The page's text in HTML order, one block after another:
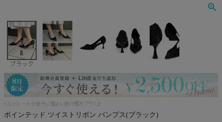
JENNNY
COMEX
Rechercher
Pleaser
ブラック
6.5cmヒール☆足元に程よい抜け感をプラス♪
ポインテッド ツイストリボン パンプス(ブラック)